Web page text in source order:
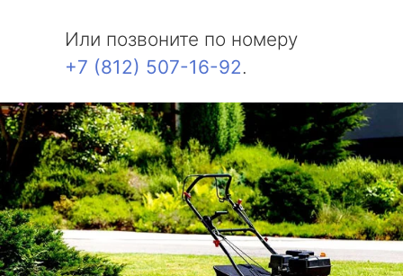
Или позвоните по номеру
+7 (812) 507-16-92.